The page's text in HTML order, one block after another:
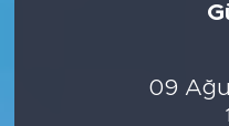
09